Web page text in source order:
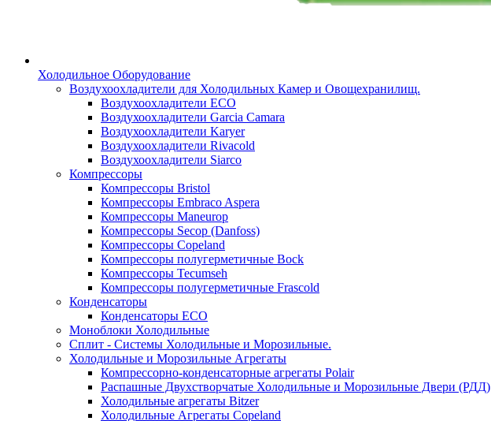
Холодильное Оборудование
Воздухоохладители для Холодильных Камер и Овощехранилищ.
Воздухоохладители ECO
Воздухоохладители Garcia Camara
Воздухоохладители Karyer
Воздухоохладители Rivacold
Воздухоохладители Siarco
Компрессоры
Компрессоры Bristol
Компрессоры Embraco Aspera
Компрессоры Maneurop
Компрессоры Secop (Danfoss)
Компрессоры Copeland
Компрессоры полугерметичные Bock
Компрессоры Tecumseh
Компрессоры полугерметичные Frascold
Конденсаторы
Конденсаторы ECO
Моноблоки Холодильные
Сплит - Системы Холодильные и Морозильные.
Холодильные и Морозильные Агрегаты
Компрессорно-конденсаторные агрегаты Polair
Распашные Двухстворчатые Холодильные и Морозильные Двери (РДД)
Холодильные агрегаты Bitzer
Холодильные Агрегаты Copeland